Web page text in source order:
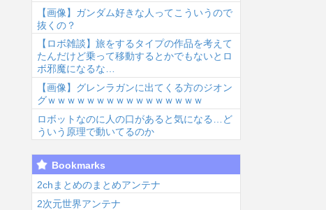
2026/8/8 08:01
【画像】絢瀬絵
里さんのお●ぱ
いでかい【ラブ
ライブ！】...
2026/8/8 07:52
【画像あり】王
最強キャラtier
表、完成する...
2026/8/8 07:00
トランプとか武
イブ！キャラ...
【画像】ガンダム好きな人ってこういうので
抜くの？
【ロボ雑談】旅をするタイプの作品を考えて
たんだけど乗って移動するとかでもないとロ
ボ邪魔になるな…
【画像】グレンラガンに出てくる方のジオン
グｗｗｗｗｗｗｗｗｗｗｗｗｗｗｗｗ
ロボットなのに人の口があると気になる…ど
ういう原理で動いてるのか
Bookmarks
2chまとめのまとめアンテナ
2次元世界アンテナ